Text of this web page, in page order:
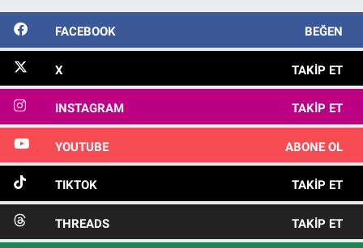
FACEBOOK BEĞEN
X TAKIP ET
INSTAGRAM TAKIP ET
YOUTUBE ABONE OL
TIKTOK TAKIP ET
THREADS TAKIP ET